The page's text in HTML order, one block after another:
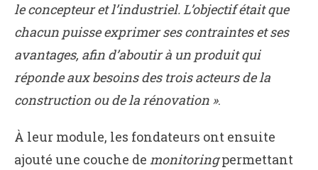
le concepteur et l’industriel. L’objectif était que
chacun puisse exprimer ses contraintes et ses
avantages, afin d’aboutir à un produit qui
réponde aux besoins des trois acteurs de la
construction ou de la rénovation ».
À leur module, les fondateurs ont ensuite
ajouté une couche de monitoringpermettant